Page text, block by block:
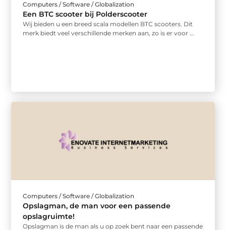
Computers / Software / Globalization
Een BTC scooter bij Polderscooter
Wij bieden u een breed scala modellen BTC scooters. Dit
merk biedt veel verschillende merken aan, zo is er voor ...
Computers / Software / Globalization
Opslagman, de man voor een passende
opslagruimte!
Opslagman is de man als u op zoek bent naar een passende